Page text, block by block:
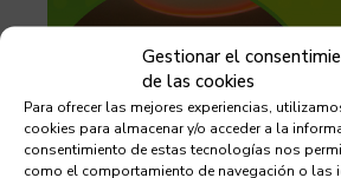
Gestionar el
de las cookies
Para ofrecer las mejores experiencias,
cookies para almacenar y/o acceder a la
consentimiento de estas tecnologías nos
como el comportamiento de navegación o las